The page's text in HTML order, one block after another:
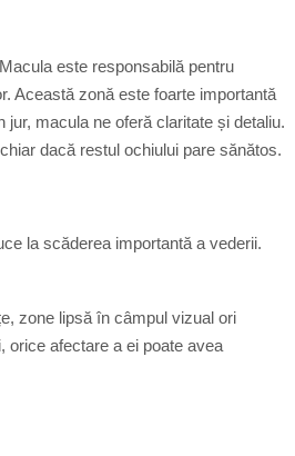
este responsabilă pentru
Această zonă este foarte importantă
macula ne oferă claritate și detaliu.
dacă restul ochiului pare sănătos.
la scăderea importantă a vederii.
zone lipsă în câmpul vizual ori
orice afectare a ei poate avea